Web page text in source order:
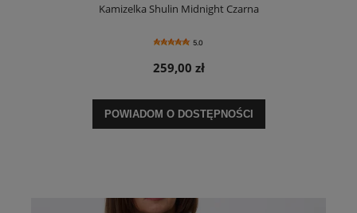
Kamizelka Shulin Midnight Czarna
5.0
259,00 zł
POWIADOM O DOSTĘPNOŚCI